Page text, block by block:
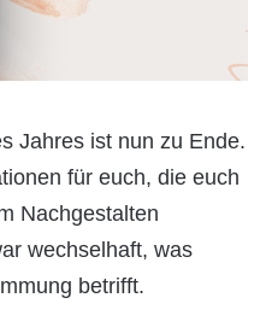
Jahres ist nun zu Ende.
für euch, die euch
Nachgestalten
wechselhaft, was
betrifft.